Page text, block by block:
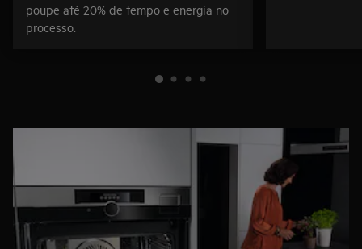
poupe até 20% de tempo e energia no
processo.